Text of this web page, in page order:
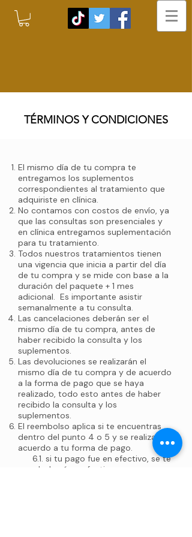
TÉRMINOS Y CONDICIONES
El mismo día de tu compra te
entregamos los suplementos
correspondientes al tratamiento que
adquiriste en clínica.
No contamos con costos de envío, ya
que las consultas son presenciales y
en clínica entregamos suplementación
para tu tratamiento.
Todos nuestros tratamientos tienen
una vigencia que inicia a partir del día
de tu compra y se mide con base a la
duración del paquete + 1 mes
adicional. Es importante asistir
semanalmente a tu consulta.
Las cancelaciones deberán ser el
mismo día de tu compra, antes de
haber recibido la consulta y los
suplementos.
Las devoluciones se realizarán el
mismo día de tu compra y de acuerdo
a la forma de pago que se haya
realizado, todo esto antes de haber
recibido la consulta y los
suplementos.
El reembolso aplica si te encuentras
dentro del punto 4 o 5 y se realiza de
acuerdo a tu forma de pago.
6.1. si tu pago fue en efectivo, se te
reembolsará en efectivo